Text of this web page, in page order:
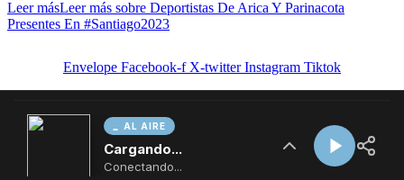
AL AIRE
Cargando...
Conectando...